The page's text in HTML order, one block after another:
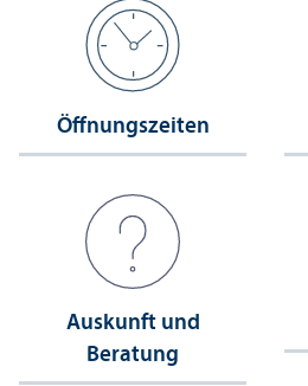
Öffnungs­zeiten
Auskunft und
Beratung